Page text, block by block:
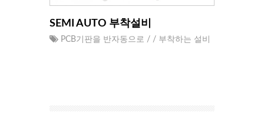
SEMI AUTO 부착설비
PCB기판을 반자동으로 / / 부착하는 설비